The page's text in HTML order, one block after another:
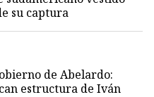
su captura
de Abelardo:
estructura de Iván